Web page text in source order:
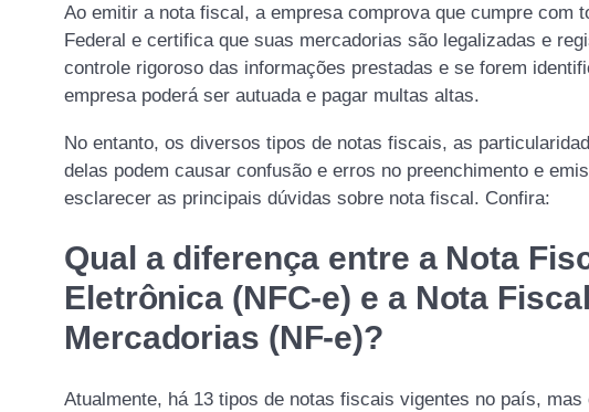
Ao emitir a nota fiscal, a empresa comprova que cumpre com
Federal e certifica que suas mercadorias são legalizadas e
controle rigoroso das informações prestadas e se forem
empresa poderá ser autuada e pagar multas altas.
No entanto, os diversos tipos de notas fiscais, as
delas podem causar confusão e erros no preenchimento e
esclarecer as principais dúvidas sobre nota fiscal. Confira:
Qual a diferença entre a Nota
Eletrônica (NFC-e) e a Nota
Mercadorias (NF-e)?
Atualmente, há 13 tipos de notas fiscais vigentes no país,